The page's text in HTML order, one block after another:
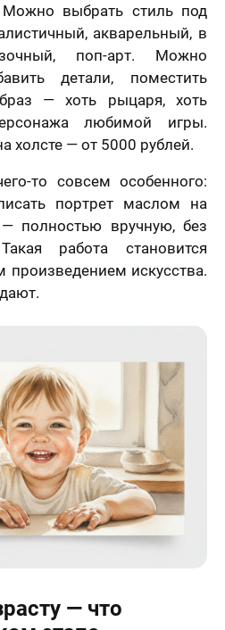
выбрать стиль под
акварельный, в
поп-арт. Можно
детали, поместить
— хоть рыцаря, хоть
любимой игры.
холсте — от 5000 рублей.
то совсем особенного:
портрет маслом на
— полностью вручную, без
работа становится
искусства.
— что